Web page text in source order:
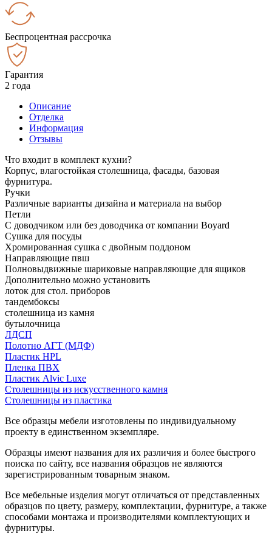
Беспроцентная рассрочка
Гарантия
2 года
Описание
Отделка
Информация
Отзывы
Что входит в комплект кухни?
Корпус, влагостойкая столешница, фасады, базовая
фурнитура.
Ручки
Различные варианты дизайна и материала на выбор
Петли
С доводчиком или без доводчика от компании Boyard
Сушка для посуды
Хромированная сушка с двойным поддоном
Направляющие пвш
Полновыдвижные шариковые направляющие для ящиков
Дополнительно можно установить
лоток для стол. приборов
тандембоксы
столешница из камня
бутылочница
ЛДСП
Полотно АГТ (МДФ)
Пластик HPL
Пленка ПВХ
Пластик Alvic Luxe
Столешницы из искусственного камня
Столешницы из пластика
Все образцы мебели изготовлены по индивидуальному
проекту в единственном экземпляре.
Образцы имеют названия для их различия и более быстрого
поиска по сайту, все названия образцов не являются
зарегистрированным товарным знаком.
Все мебельные изделия могут отличаться от представленных
образцов по цвету, размеру, комплектации, фурнитуре, а также
способами монтажа и производителями комплектующих и
фурнитуры.